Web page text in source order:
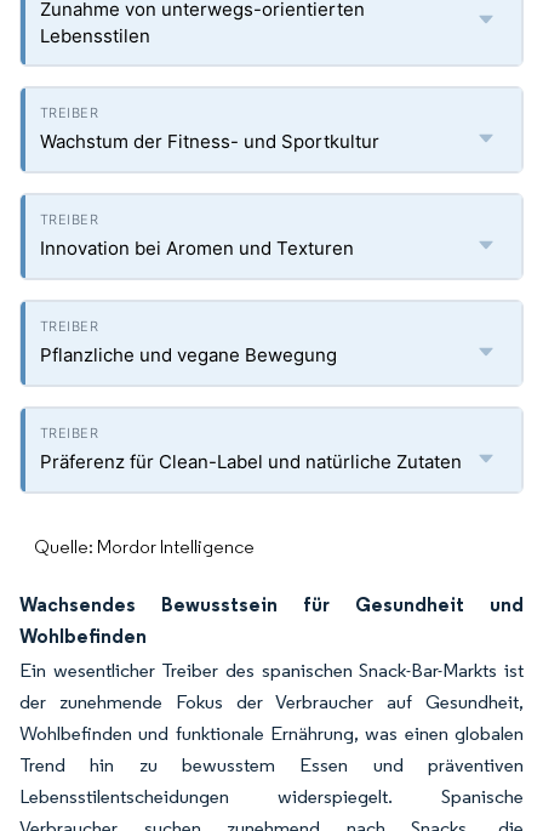
Zunahme von unterwegs-orientierten
Lebensstilen
Wachstum der Fitness- und Sportkultur
Innovation bei Aromen und Texturen
Pflanzliche und vegane Bewegung
Präferenz für Clean-Label und natürliche Zutaten
Quelle: Mordor Intelligence
Wachsendes Bewusstsein für Gesundheit und
Wohlbefinden
Ein wesentlicher Treiber des spanischen Snack-Bar-Markts ist
der zunehmende Fokus der Verbraucher auf Gesundheit,
Wohlbefinden und funktionale Ernährung, was einen globalen
Trend hin zu bewusstem Essen und präventiven
Lebensstilentscheidungen widerspiegelt. Spanische